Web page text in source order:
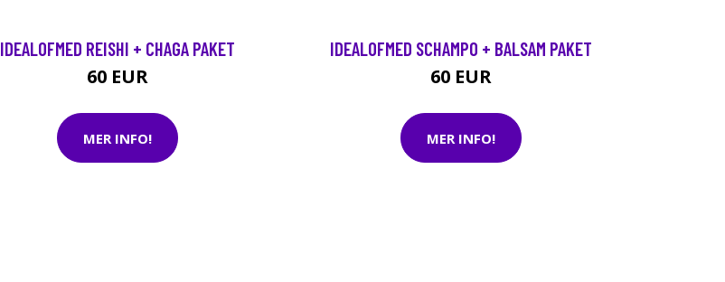
IDEALOFMED REISHI + CHAGA PAKET
60 EUR
MER INFO!
IDEALOFMED SCHAMPO + BALSAM PAKET
60 EUR
MER INFO!